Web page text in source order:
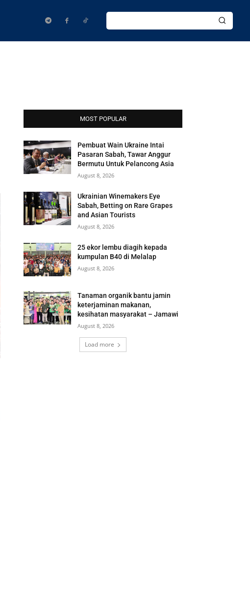
MOST POPULAR
Pembuat Wain Ukraine Intai
Pasaran Sabah, Tawar Anggur
Bermutu Untuk Pelancong Asia
August 8, 2026
Ukrainian Winemakers Eye
Sabah, Betting on Rare Grapes
and Asian Tourists
August 8, 2026
25 ekor lembu diagih kepada
kumpulan B40 di Melalap
August 8, 2026
Tanaman organik bantu jamin
keterjaminan makanan,
kesihatan masyarakat – Jamawi
August 8, 2026
Load more